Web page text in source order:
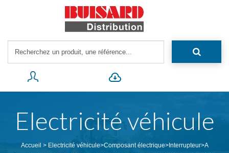
Electricité véhicule
Accueil > Electricité véhicule>Composant électrique>Interrupteur>A